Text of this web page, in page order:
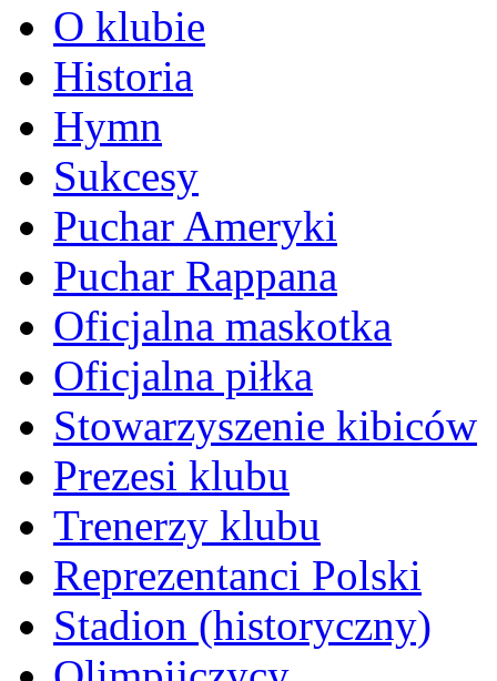
O klubie
Historia
Hymn
Sukcesy
Puchar Ameryki
Puchar Rappana
Oficjalna maskotka
Oficjalna piłka
Stowarzyszenie kibiców
Prezesi klubu
Trenerzy klubu
Reprezentanci Polski
Stadion (historyczny)